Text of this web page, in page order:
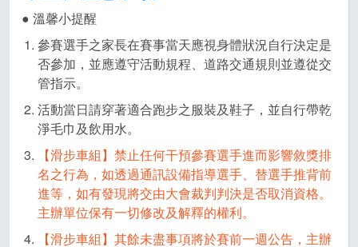
● 溫馨小提醒
參賽選手之家長在賽事當天應視身體狀況自行決定是
否參加，並應遵守活動規程、道路交通規則並遵從交
管指示。
活動當日請穿著適合跑步之服裝及鞋子，並自行帶乾
淨毛巾及飲用水。
【滑步車組】禁止任何干預參賽選手進而影響敘獎排
名之行為，如透過通訊設備指導選手、替選手推背前
進等，如有發現將交由大會裁判判決是否取消資格。
主辦單位保有一切修改及解釋的權利。
【滑步車組】其餘未盡事項將於賽前一週公告，主辦